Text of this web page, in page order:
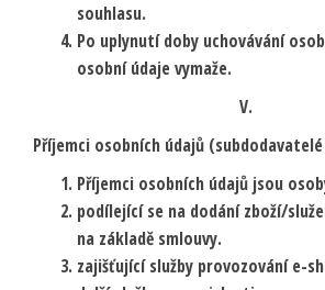
souhlasu.
Po uplynutí doby uchovávání
osobní údaje vymaže.
V.
Příjemci osobních údajů
Příjemci osobních údajů jsou
podílející se na dodání zboží/
na základě smlouvy.
zajišťující služby provozování e-